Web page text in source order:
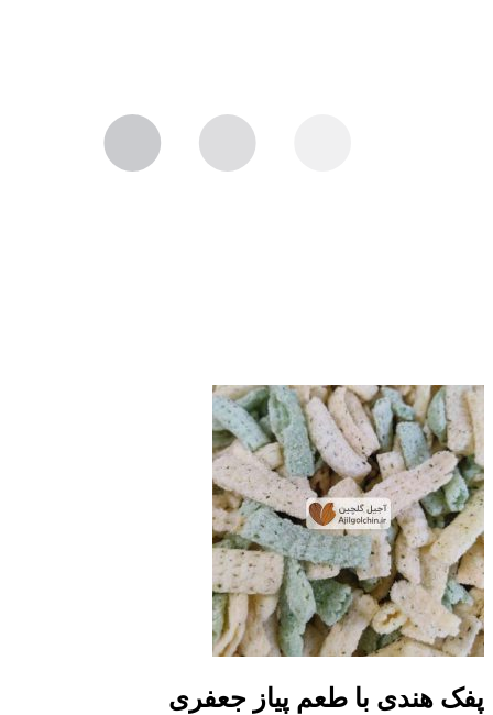
پفک هندی با طعم پیاز جعفری